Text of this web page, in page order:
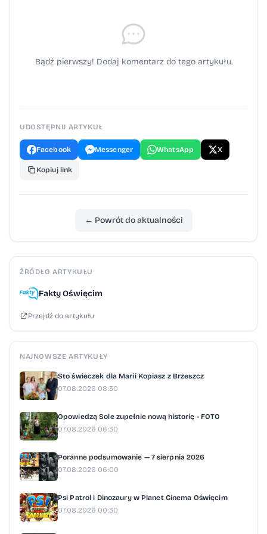
Bądź pierwszy! Dodaj komentarz do tego artykułu.
UDOSTĘPNIJ ARTYKUŁ
Facebook Messenger WhatsApp X
Kopiuj link
← Powrót do aktualności
ŹRÓDŁO ARTYKUŁU
Fakty Oświęcim
Przejdź do artykułu
NAJNOWSZE ARTYKUŁY
Sto świeczek dla Marii Kopiasz z Brzeszcz
07.08.2026 08:30
Opowiedzą Sole zupełnie nową historię - FOTO
07.08.2026 06:30
Poranne podsumowanie — 7 sierpnia 2026
07.08.2026 06:00
Psi Patrol i Dinozaury w Planet Cinema Oświęcim
07.08.2026 00:30